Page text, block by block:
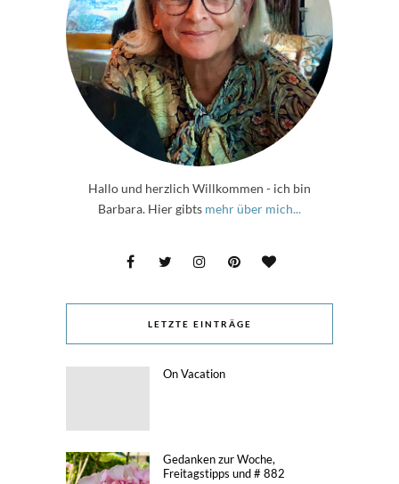
Hallo und herzlich Willkommen - ich bin
Barbara. Hier gibts mehr über mich...
LETZTE EINTRÄGE
On Vacation
Gedanken zur Woche,
Freitagstipps und # 882